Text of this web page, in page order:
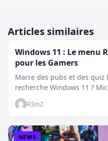
Articles similaires
Windows 11 : Le menu
pour les Gamers
Marre des pubs et des
recherche Windows 11 ?
nettoyage…
R3mZ
NEWS